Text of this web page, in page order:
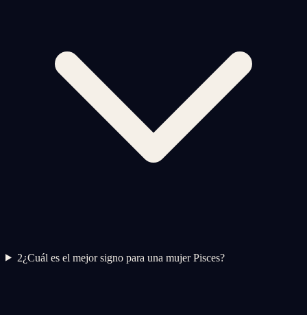
2¿Cuál es el mejor signo para una mujer Pisces?